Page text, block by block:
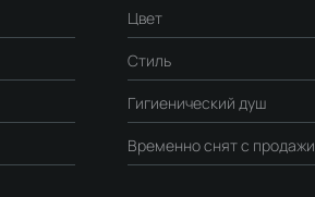
Цвет
Стиль
Гигиенический душ
Временно снят с продажи